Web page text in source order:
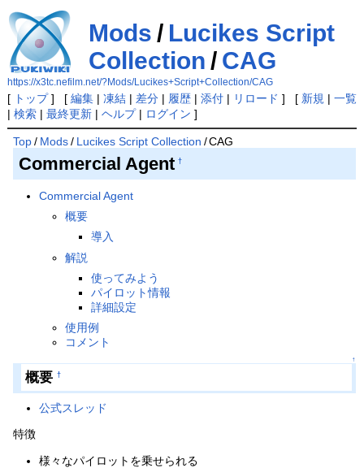
Mods / Lucikes Script
Collection / CAG
https://x3tc.nefilm.net/?Mods/Lucikes+Script+Collection/CAG
[ トップ] [ 編集| 凍結| 差分| 履歴| 添付| リロード ] [ 新規 | 一覧
| 検索| 最終更新| ヘルプ| ログイン ]
Top/ Mods/ Lucikes Script Collection /CAG
Commercial Agent †
Commercial Agent
概要
導入
解説
使ってみよう
パイロット情報
詳細設定
使用例
コメント
↑
概要 †
公式スレッド
特徴
様々なパイロットを乗せられる